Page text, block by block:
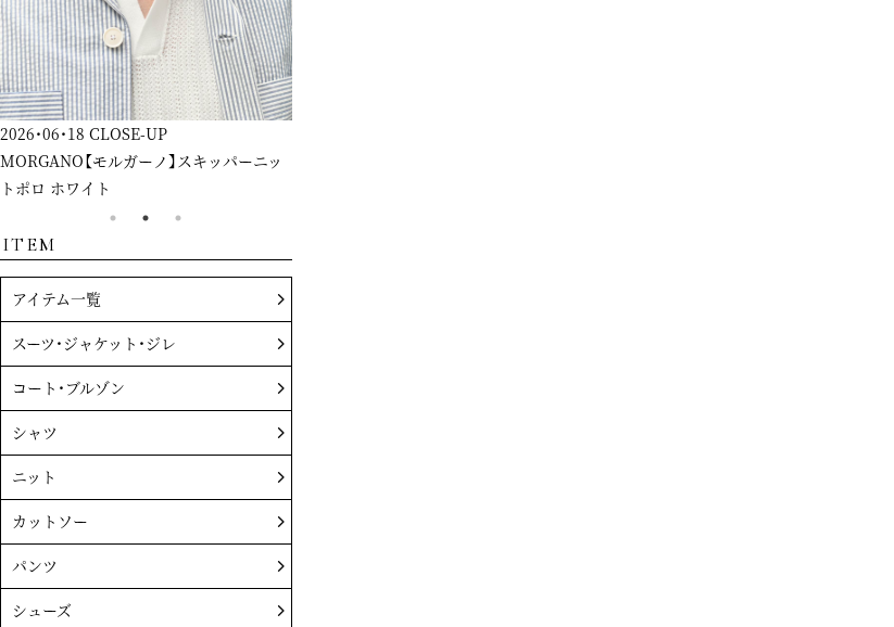
・06・18 CLOSE-UP
【モルガーノ】スキッパーニッ
ポロ ホワイト
ITEM
アイテム一覧
スーツ・ジャケット・ジレ
コート・ブルゾン
シャツ
ニット
カットソー
パンツ
シューズ